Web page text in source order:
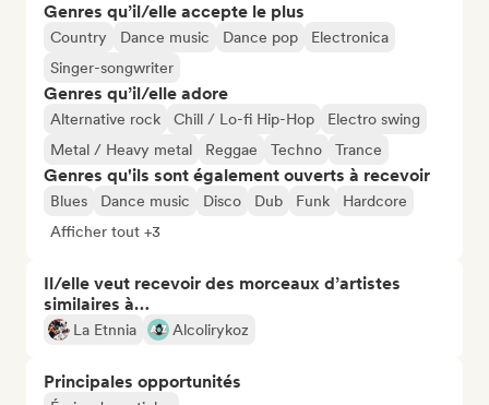
Genres qu’il/elle accepte le plus
Country Dance music Dance pop
Electronica
Singer-songwriter
Genres qu’il/elle adore
Alternative rock Chill / Lo-fi Hip-Hop
Electro swing
Metal / Heavy metal
Reggae Techno Trance
Genres qu'ils sont également ouverts à recevoir
Blues Dance music Disco Dub Funk
Hardcore
Afficher tout +3
Il/elle veut recevoir des morceaux d’artistes
similaires à…
La Etnnia Alcolirykoz
Principales opportunités